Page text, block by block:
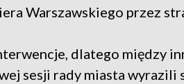
Warszawskiego przez
dlatego między
sesji rady miasta wyrazili